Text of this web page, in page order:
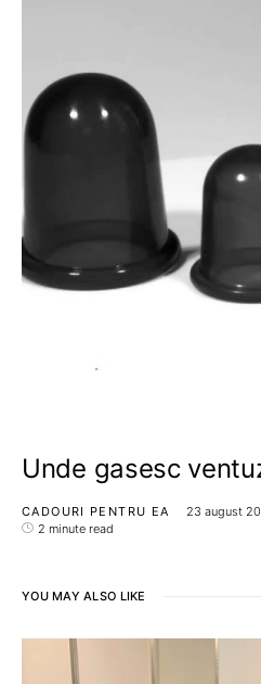
Unde gasesc
CADOURI PENTRU EA 23 august
2 minute read
YOU MAY ALSO LIKE